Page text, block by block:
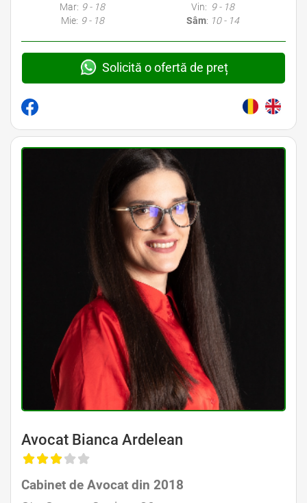
Mar: 9 - 18
Mie: 9 - 18
Vin: 9 - 18
Sâm: 10 - 14
Solicită o ofertă de preț
Avocat Bianca Ardelean
Cabinet de Avocat din 2018